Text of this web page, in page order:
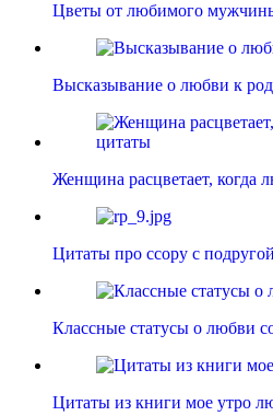
Цветы от любимого
Высказывание о любви к
Женщина расцветает, когда
Цитаты про ссору с подругой
Классные статусы о любви
Цитаты из книги мое утро